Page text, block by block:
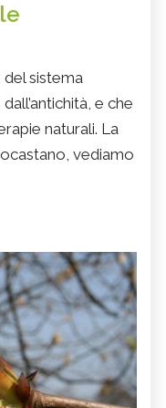
sistema
e che
naturali. La
vediamo